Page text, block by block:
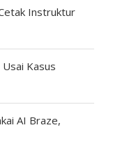
Instruktur
Usai Kasus
AI Braze,